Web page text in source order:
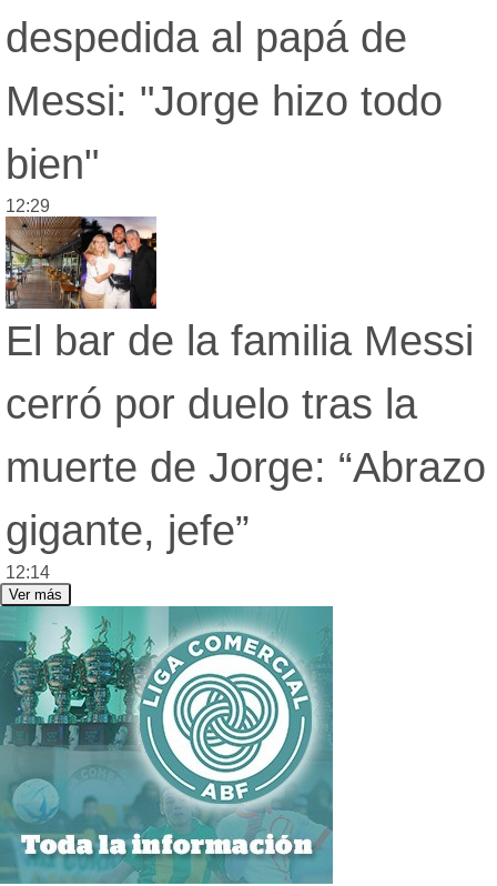
despedida al papá de
Messi: "Jorge hizo todo
bien"
12:29
El bar de la familia Messi
cerró por duelo tras la
muerte de Jorge: “Abrazo
gigante, jefe”
12:14
Ver más